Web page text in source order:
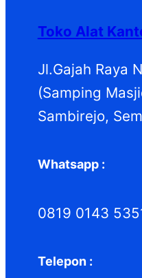
Toko Alat
Jl.Gajah Raya
(Samping
Sambirejo,
Whatsapp :
0819 0143
Telepon :